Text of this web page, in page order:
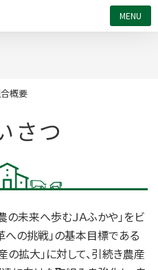
概要
さつ
の未来へ歩むＪＡふかや」をビ
への挑戦」の基本目標である
の拡大」に対して、引続き農産